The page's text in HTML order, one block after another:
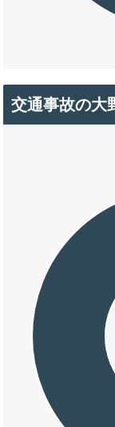
交通事故の大